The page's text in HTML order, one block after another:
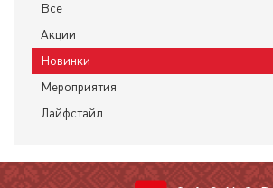
Все
Акции
Новинки
Мероприятия
Лайфстайл